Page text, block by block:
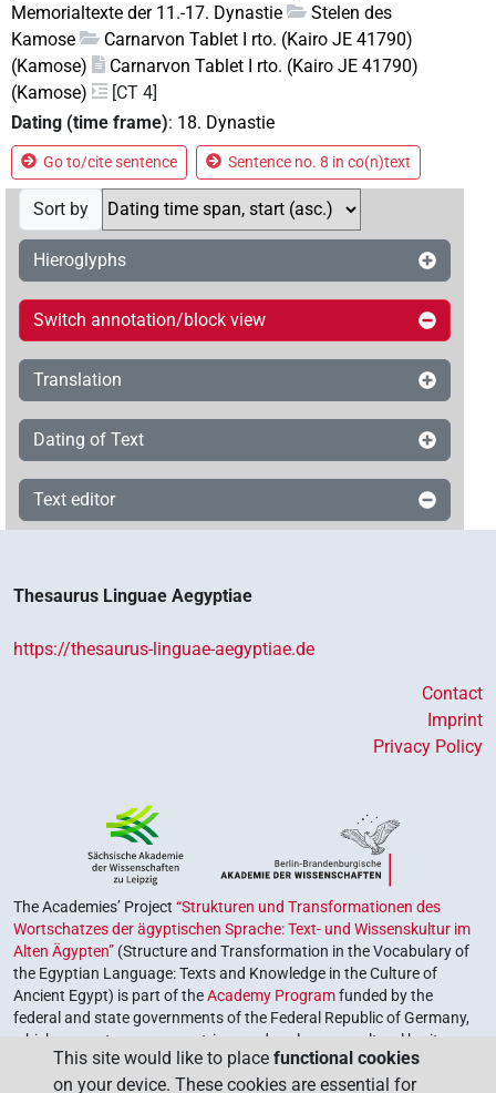
Memorialtexte der 11.-17. Dynastie
Stelen des
Kamose
Carnarvon Tablet I rto. (Kairo JE 41790)
(Kamose)
Carnarvon Tablet I rto. (Kairo JE 41790)
(Kamose)
[CT 4]
Dating (time frame): 18. Dynastie
Go to/cite sentence Sentence no. 8 in co(n)text
Sort by
Hieroglyphs
Switch annotation/block view
Translation
Dating of Text
Text editor
Thesaurus Linguae Aegyptiae
https://thesaurus-linguae-aegyptiae.de
Contact
Imprint
Privacy Policy
The Academies’ Project “Strukturen und Transformationen des
Wortschatzes der ägyptischen Sprache: Text- und Wissenskultur im
Alten Ägypten” (Structure and Transformation in the Vocabulary of
the Egyptian Language: Texts and Knowledge in the Culture of
Ancient Egypt) is part of theAcademy Programfunded by the
federal and state governments of the Federal Republic of Germany,
which serves to preserve, retrieve and explore our cultural heritage.
The program is coordinated by theUnion of the German Academies
of Sciences and Humanities.
This site would like to place functional cookies
on your device. These cookies are essential for